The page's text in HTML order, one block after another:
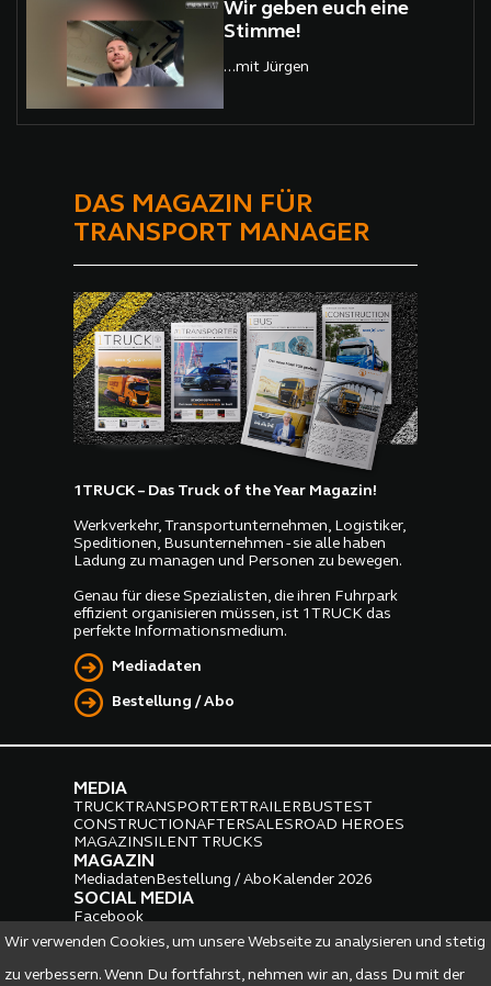
Wir verwenden Cookies, um unsere Webseite zu analysieren und stetig
zu verbessern. Wenn Du fortfahrst, nehmen wir an, dass Du mit der
Wir geben euch eine
Stimme!
...mit Jürgen
DAS MAGAZIN FÜR
TRANSPORT MANAGER
1TRUCK – Das Truck of the Year Magazin!
Werkverkehr, Transportunternehmen, Logistiker,
Speditionen, Busunternehmen - sie alle haben
Ladung zu managen und Personen zu bewegen.
Genau für diese Spezialisten, die ihren Fuhrpark
effizient organisieren müssen, ist 1TRUCK das
perfekte Informationsmedium.
Mediadaten
Bestellung / Abo
MEDIA
TRUCKTRANSPORTERTRAILERBUSTEST
CONSTRUCTIONAFTERSALESROAD HEROES
MAGAZINSILENT TRUCKS
MAGAZIN
MediadatenBestellung / AboKalender 2026
SOCIAL MEDIA
Facebook
Instagram LinkedIn